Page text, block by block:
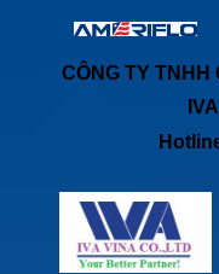
CÔNG TY TNHH